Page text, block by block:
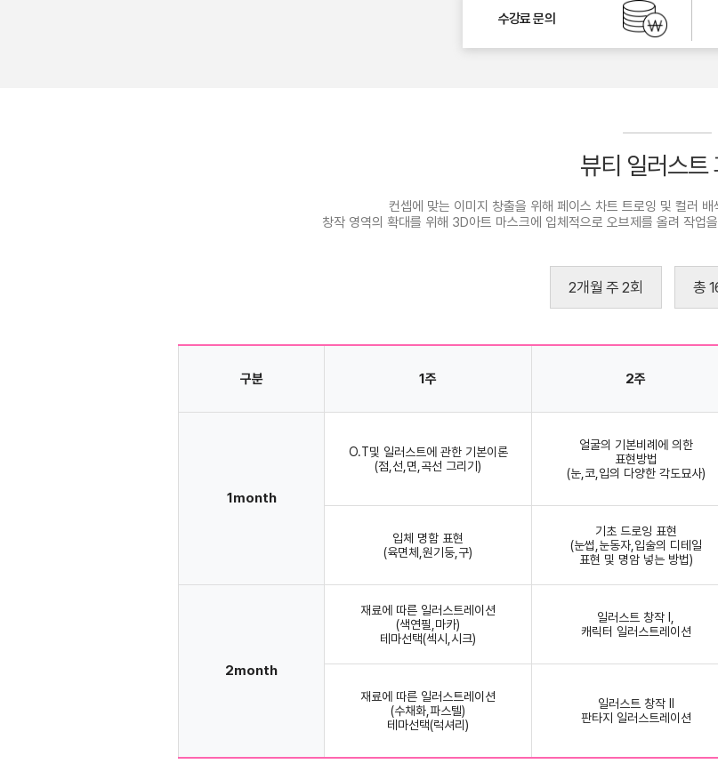
수강료 문의
뷰티 일러스트
컨셉에 맞는 이미지 창출을 위해 페이스 차트 트로잉 및 컬러
창작 영역의 확대를 위해 3D아트 마스크에 입체적으로 오브제를 올려 작업
2개월 주 2회 총
구분 1주 2주
1month
O.T및 일러스트에 관한 기본이론
(점,선,면,곡선 그리기)
얼굴의 기본비례에 의한
표현방법
(눈,코,입의 다양한 각도묘사)
입체 명함 표현
(육면체,원기둥,구)
기초 드로잉 표현
(눈썹,눈동자,입술의 디테일
표현 및 명암 넣는 방법)
2month
재료에 따른 일러스트레이션
(색연필,마카)
테마선택(섹시,시크)
일러스트 창작 Ⅰ,
캐릭터 일러스트레이션
재료에 따른 일러스트레이션
(수채화,파스텔)
테마선택(럭셔리)
일러스트 창작 Ⅱ
판타지 일러스트레이션